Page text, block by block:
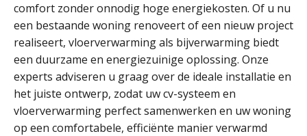
comfort zonder onnodig hoge energiekosten. Of u nu
een bestaande woning renoveert of een nieuw project
realiseert, vloerverwarming als bijverwarming biedt
een duurzame en energiezuinige oplossing. Onze
experts adviseren u graag over de ideale installatie en
het juiste ontwerp, zodat uw cv-systeem en
vloerverwarming perfect samenwerken en uw woning
op een comfortabele, efficiënte manier verwarmd